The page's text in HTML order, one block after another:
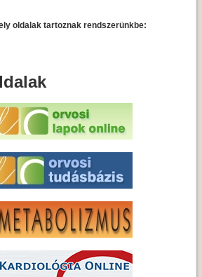
oldalak tartoznak rendszerünkbe: